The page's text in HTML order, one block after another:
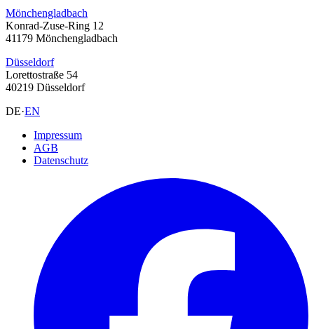
Mönchengladbach
Konrad-Zuse-Ring 12
41179 Mönchengladbach
Düsseldorf
Lorettostraße 54
40219 Düsseldorf
DE·EN
Impressum
AGB
Datenschutz